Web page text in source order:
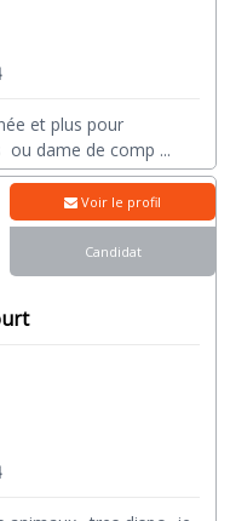
et plus pour
ou dame de comp ...
Voir le profil
Candidat